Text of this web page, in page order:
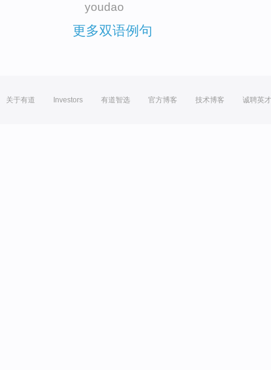
youdao
更多双语例句
关于有道 Investors 有道智选 官方博客 技术博客 诚聘英才